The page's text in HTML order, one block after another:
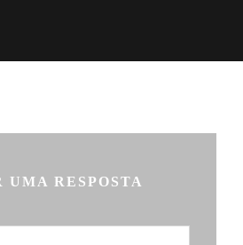
UMA RESPOSTA